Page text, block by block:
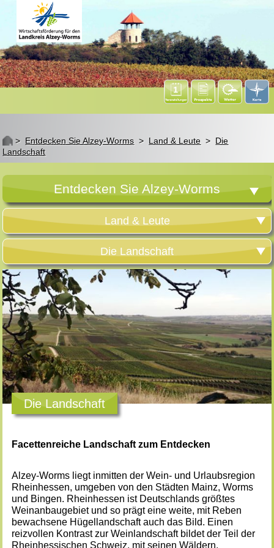
St > Entdecken Sie Alzey-Worms > Land & Leute > Die
Landschaft
Entdecken Sie Alzey-Worms
Land & Leute
Die Landschaft
Die Landschaft
Facettenreiche Landschaft zum Entdecken
Alzey-Worms liegt inmitten der Wein- und Urlaubsregion
Rheinhessen, umgeben von den Städten Mainz, Worms
und Bingen. Rheinhessen ist Deutschlands größtes
Weinanbaugebiet und so prägt eine weite, mit Reben
bewachsene Hügellandschaft auch das Bild. Einen
reizvollen Kontrast zur Weinlandschaft bildet der Teil der
Rheinhessischen Schweiz, mit seinen Wäldern,